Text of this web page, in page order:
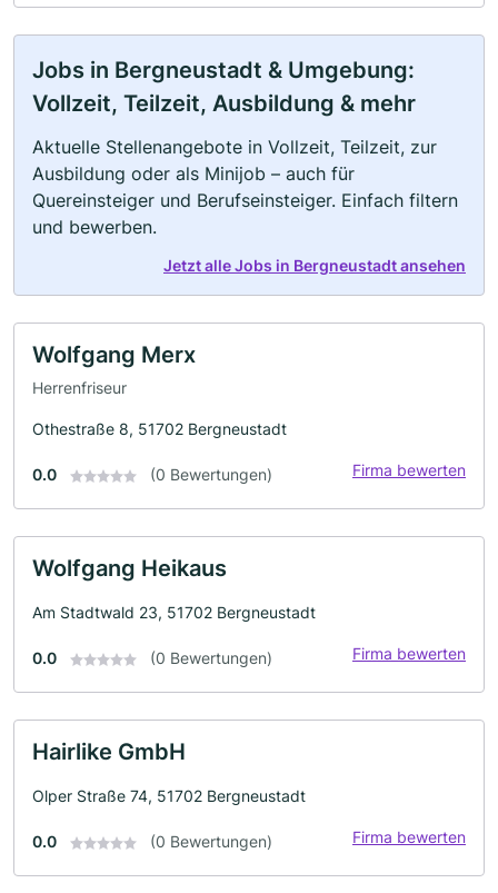
Jobs in Bergneustadt & Umgebung:
Vollzeit, Teilzeit, Ausbildung & mehr
Aktuelle Stellenangebote in Vollzeit, Teilzeit, zur
Ausbildung oder als Minijob – auch für
Quereinsteiger und Berufseinsteiger. Einfach filtern
und bewerben.
Jetzt alle Jobs in Bergneustadt ansehen
Wolfgang Merx
Herrenfriseur
Othestraße 8, 51702 Bergneustadt
0.0 (0 Bewertungen) Firma bewerten
Wolfgang Heikaus
Am Stadtwald 23, 51702 Bergneustadt
0.0 (0 Bewertungen) Firma bewerten
Hairlike GmbH
Olper Straße 74, 51702 Bergneustadt
0.0 (0 Bewertungen) Firma bewerten